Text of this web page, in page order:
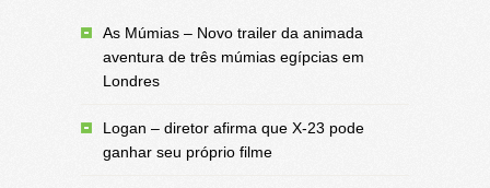
As Múmias – Novo trailer da animada
aventura de três múmias egípcias em
Londres
Logan – diretor afirma que X-23 pode
ganhar seu próprio filme